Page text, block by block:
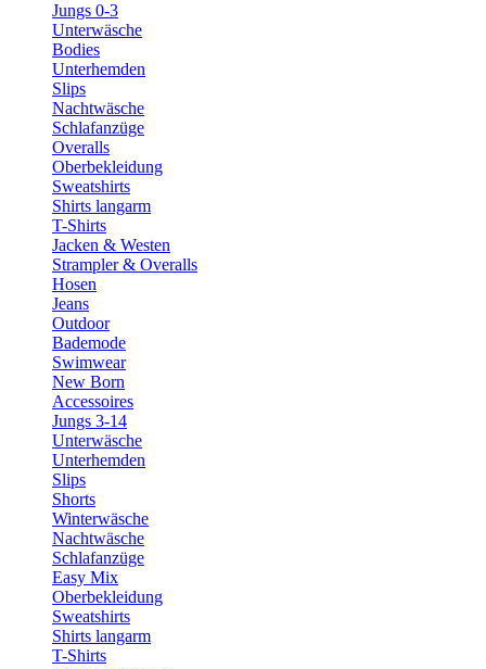
Jungs 0-3
Unterwäsche
Bodies
Unterhemden
Slips
Nachtwäsche
Schlafanzüge
Overalls
Oberbekleidung
Sweatshirts
Shirts langarm
T-Shirts
Jacken & Westen
Strampler & Overalls
Hosen
Jeans
Outdoor
Bademode
Swimwear
New Born
Accessoires
Jungs 3-14
Unterwäsche
Unterhemden
Slips
Shorts
Winterwäsche
Nachtwäsche
Schlafanzüge
Easy Mix
Oberbekleidung
Sweatshirts
Shirts langarm
T-Shirts